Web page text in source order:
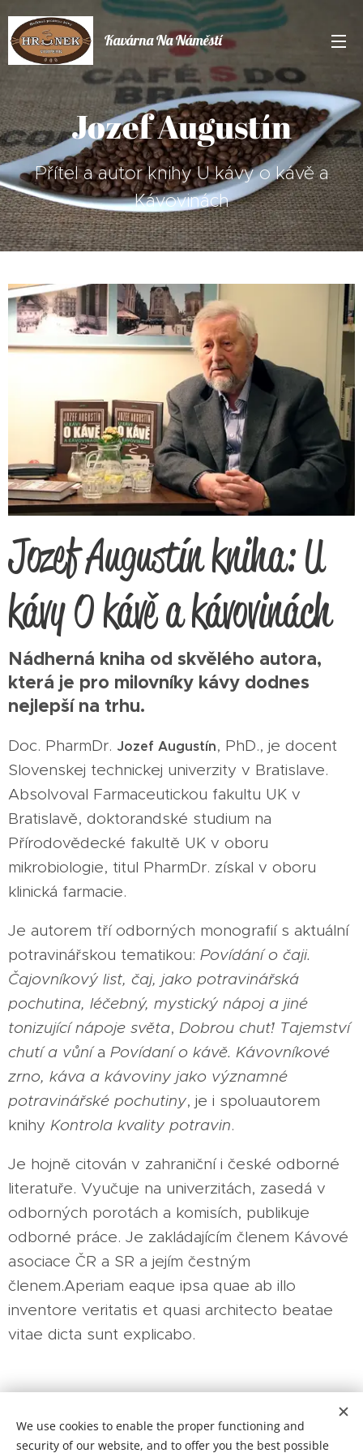
Kavárna Na Náměstí
Jozef Augustín
Přítel a autor knihy U kávy o kávě a
Kávovinách
Jozef Augustín kniha: U
kávy O kávě a kávovinách
Nádherná kniha od skvělého autora,
která je pro milovníky kávy dodnes
nejlepší na trhu.
Doc. PharmDr. Jozef Augustín, PhD., je docent
Slovenskej technickej univerzity v Bratislave.
Absolvoval Farmaceutickou fakultu UK v
Bratislavě, doktorandské studium na
Přírodovědecké fakultě UK v oboru
mikrobiologie, titul PharmDr. získal v oboru
klinická farmacie.
Je autorem tří odborných monografií s aktuální
potravinářskou tematikou: Povídání o čaji.
Čajovníkový list, čaj, jako potravinářská
pochutina, léčebný, mystický nápoj a jiné
tonizující nápoje světa, Dobrou chuť! Tajemství
chutí a vůnía Povídaní o kávě. Kávovníkové
zrno, káva a kávoviny jako významné
potravinářské pochutiny, je i spoluautorem
knihy Kontrola kvality potravin.
Je hojně citován v zahraniční i české odborné
literatuře. Vyučuje na univerzitách, zasedá v
odborných porotách a komisích, publikuje
odborné práce. Je zakládajícím členem Kávové
asociace ČR a SR a jejím čestným
členem.Aperiam eaque ipsa quae ab illo
inventore veritatis et quasi architecto beatae
vitae dicta sunt explicabo.
Kavárna Na Náměstí / S láskou upraženo.
We use cookies to enable the proper functioning and
security of our website, and to offer you the best possible